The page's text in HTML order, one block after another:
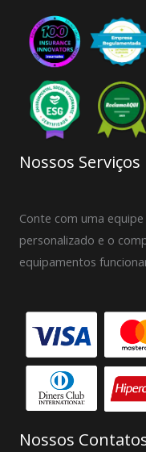
Nossos Serviços
Conte com uma
personalizado e o
equipamentos
Nossos